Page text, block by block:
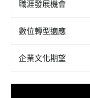
職涯發展機會
數位轉型適應
企業文化期望